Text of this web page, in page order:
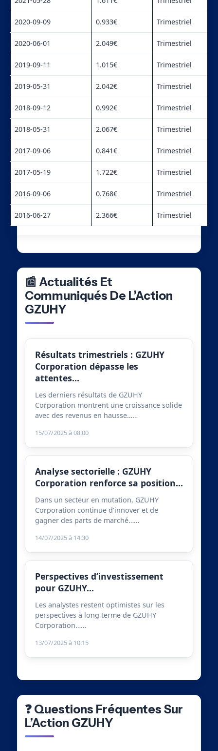
2020-09-09 0.933€ Trimestriel
2020-06-01 2.049€ Trimestriel
2019-09-11 1.015€ Trimestriel
2019-05-31 2.042€ Trimestriel
2018-09-12 0.992€ Trimestriel
2018-05-31 2.067€ Trimestriel
2017-09-06 0.841€ Trimestriel
2017-05-19 1.722€ Trimestriel
2016-09-06 0.768€ Trimestriel
2016-06-27 2.366€ Trimestriel
📰 Actualités Et
Communiqués De L’Action
GZUHY
Résultats trimestriels : GZUHY
Corporation dépasse les
attentes…
Les derniers résultats de GZUHY
Corporation montrent une croissance solide
avec des revenus en hausse……
15/07/2025 à 08:00
Analyse sectorielle : GZUHY
Corporation renforce sa position…
Dans un secteur en mutation, GZUHY
Corporation continue d’innover et de
gagner des parts de marché……
14/07/2025 à 14:30
Perspectives d’investissement
pour GZUHY…
Les analystes restent optimistes sur les
perspectives à long terme de GZUHY
Corporation……
13/07/2025 à 10:15
❓ Questions Fréquentes Sur
L’Action GZUHY